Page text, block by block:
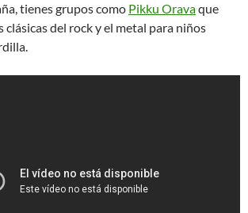
tienes grupos como Pikku Oravaque
clásicas del rock y el metal para niños